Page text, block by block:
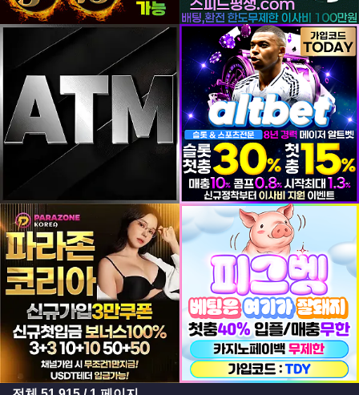
등록일 등록일
등록일 등록일